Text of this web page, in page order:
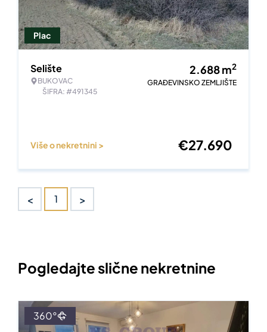
Plac
Selište
BUKOVAC
ŠIFRA: #491345
2.688m2
GRAĐEVINSKO ZEMLJIŠTE
Više o nekretnini > €27.690
< 1 >
Pogledajte slične nekretnine
360°